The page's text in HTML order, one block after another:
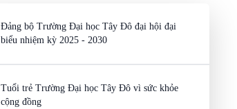
Đảng bộ Trường Đại học Tây Đô đại hội đại
biểu nhiệm kỳ 2025 - 2030
Tuổi trẻ Trường Đại học Tây Đô vì sức khỏe
cộng đồng